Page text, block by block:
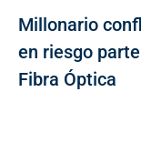
Millonario
en riesgo
Fibra Óptica